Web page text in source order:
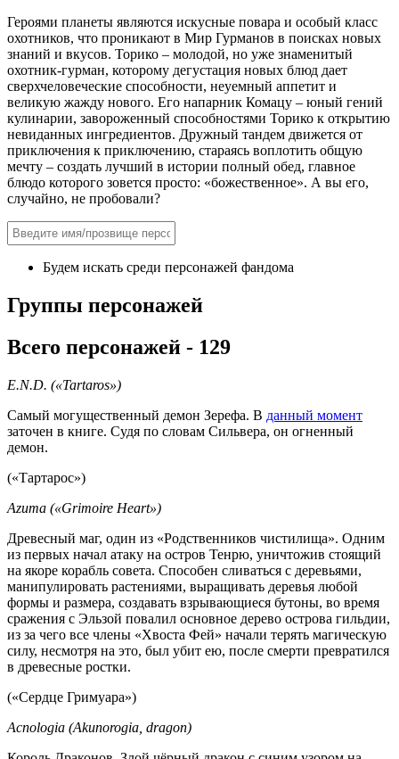
Героями планеты являются искусные повара и особый класс
охотников, что проникают в Мир Гурманов в поисках новых
знаний и вкусов. Торико – молодой, но уже знаменитый
охотник-гурман, которому дегустация новых блюд дает
сверхчеловеческие способности, неуемный аппетит и
великую жажду нового. Его напарник Комацу – юный гений
кулинарии, завороженный способностями Торико к открытию
невиданных ингредиентов. Дружный тандем движется от
приключения к приключению, стараясь воплотить общую
мечту – создать лучший в истории полный обед, главное
блюдо которого зовется просто: «божественное». А вы его,
случайно, не пробовали?
Будем искать среди персонажей фандома
Группы персонажей
Всего персонажей - 129
E.N.D. («Tartaros»)
Самый могущественный демон Зерефа. В данный момент
заточен в книге. Судя по словам Сильвера, он огненный
демон.
(«Тартарос»)
Azuma («Grimoire Heart»)
Древесный маг, один из «Родственников чистилища». Одним
из первых начал атаку на остров Тенрю, уничтожив стоящий
на якоре корабль совета. Способен сливаться с деревьями,
манипулировать растениями, выращивать деревья любой
формы и размера, создавать взрывающиеся бутоны, во время
сражения с Эльзой повалил основное дерево острова гильдии,
из за чего все члены «Хвоста Фей» начали терять магическую
силу, несмотря на это, был убит ею, после смерти превратился
в древесные ростки.
(«Сердце Гримуара»)
Acnologia (Akunorogia, dragon)